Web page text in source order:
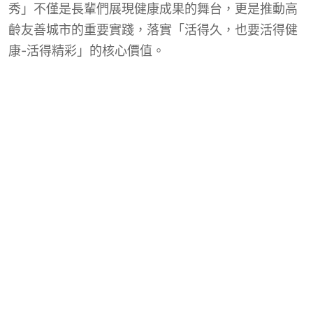
秀」不僅是長輩們展現健康成果的舞台，更是推動高
齡友善城市的重要實踐，落實「活得久，也要活得健
康-活得精彩」的核心價值。